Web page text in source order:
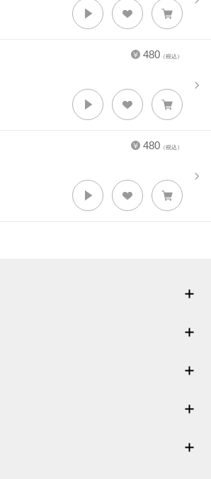
480 （税込）
480 （税込）